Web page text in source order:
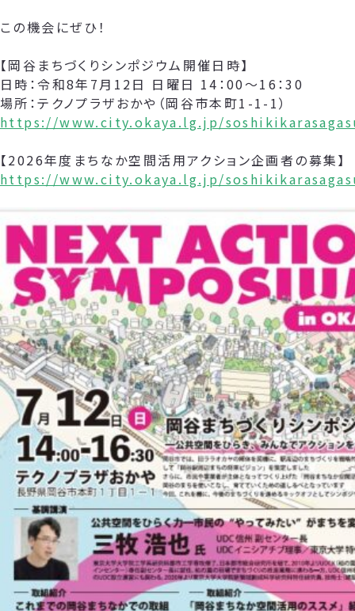
この機会にぜひ！
【岡谷まちづくりシンポジウム開催日時】
日時：令和8年7月12日 日曜日 14：00～16：30
場所：テクノプラザおかや（岡谷市本町1-1-1）
https://www.city.okaya.lg.jp/
【2026年度まちなか空間活用アクション企画者の募集】
https://www.city.okaya.lg.jp/